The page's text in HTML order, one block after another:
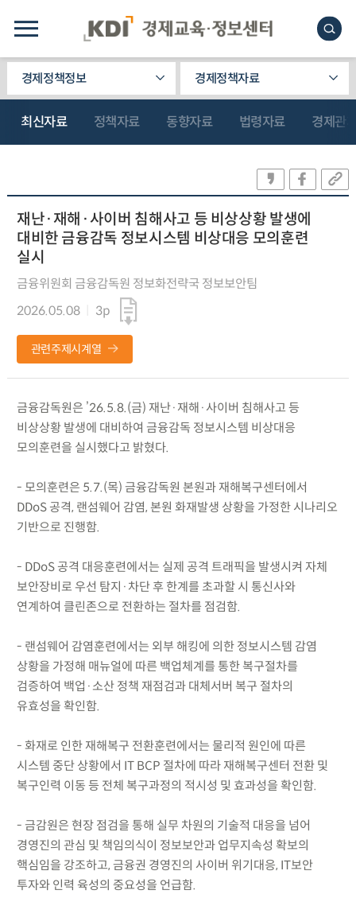
경제정책정보 경제정책자료
최신자료 정책자료 동향자료 법령자료 경제관
재난·재해·사이버 침해사고 등 비상상황 발생에
대비한 금융감독 정보시스템 비상대응 모의훈련
실시
금융위원회 금융감독원 정보화전략국 정보보안팀
2026.05.08
3p
관련주제시계열
금융감독원은 ’26.5.8.(금) 재난·재해·사이버 침해사고 등
비상상황 발생에 대비하여 금융감독 정보시스템 비상대응
모의훈련을 실시했다고 밝혔다.
- 모의훈련은 5.7.(목) 금융감독원 본원과 재해복구센터에서
DDoS 공격, 랜섬웨어 감염, 본원 화재발생 상황을 가정한 시나리오
기반으로 진행함.
- DDoS 공격 대응훈련에서는 실제 공격 트래픽을 발생시켜 자체
보안장비로 우선 탐지·차단 후 한계를 초과할 시 통신사와
연계하여 클린존으로 전환하는 절차를 점검함.
- 랜섬웨어 감염훈련에서는 외부 해킹에 의한 정보시스템 감염
상황을 가정해 매뉴얼에 따른 백업체계를 통한 복구절차를
검증하여 백업·소산 정책 재점검과 대체서버 복구 절차의
유효성을 확인함.
- 화재로 인한 재해복구 전환훈련에서는 물리적 원인에 따른
시스템 중단 상황에서 IT BCP 절차에 따라 재해복구센터 전환 및
복구인력 이동 등 전체 복구과정의 적시성 및 효과성을 확인함.
- 금감원은 현장 점검을 통해 실무 차원의 기술적 대응을 넘어
경영진의 관심 및 책임의식이 정보보안과 업무지속성 확보의
핵심임을 강조하고, 금융권 경영진의 사이버 위기대응, IT보안
투자와 인력 육성의 중요성을 언급함.